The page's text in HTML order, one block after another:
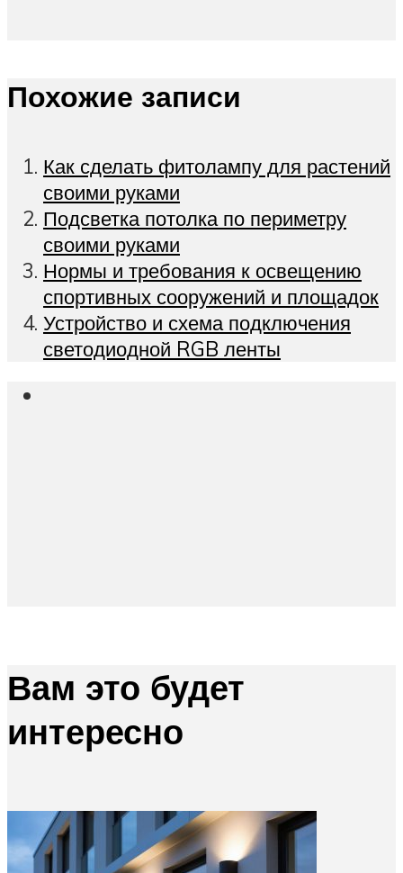
Похожие записи
Как сделать фитолампу для растений
своими руками
Подсветка потолка по периметру
своими руками
Нормы и требования к освещению
спортивных сооружений и площадок
Устройство и схема подключения
светодиодной RGB ленты
Вам это будет
интересно